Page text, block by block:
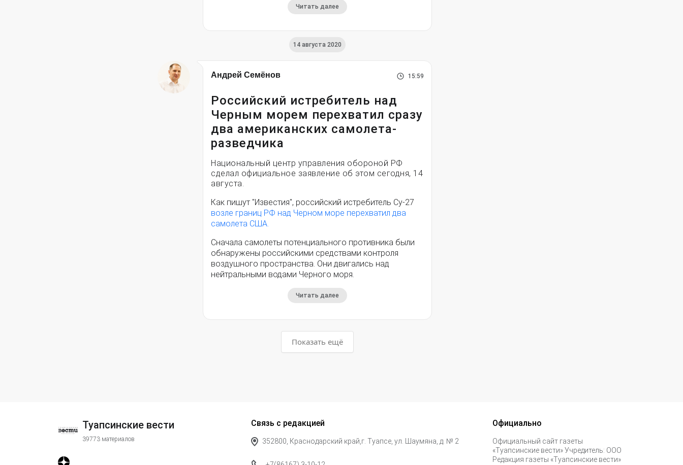
Читать далее
14 августа 2020
Андрей Семёнов 15:59
Российский истребитель над
Черным морем перехватил сразу
два американских самолета-
разведчика
Национальный центр управления обороной РФ
сделал официальное заявление об этом сегодня, 14
августа.
Как пишут "Известия", российский истребитель Су-27
возле границ РФ над Черном море перехватил два
самолета США.
Сначала самолеты потенциального противника были
обнаружены российскими средствами контроля
воздушного пространства. Они двигались над
нейтральными водами Черного моря.
Читать далее
Показать ещё
Туапсинские вести
39773 материалов
Связь с редакцией
352800, Краснодарский край,г. Туапсе, ул. Шаумяна, д. № 2
Официально
Официальный сайт газеты
«Туапсинские вести» Учредитель: ООО
Редакция газеты «Туапсинские вести»